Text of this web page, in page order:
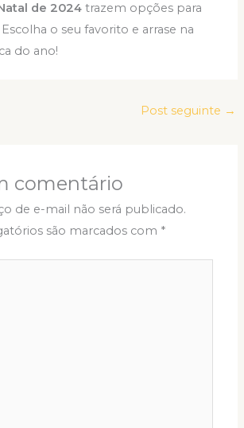
de 2024 trazem opções para
o seu favorito e arrase na
do ano!
Post seguinte →
comentário
de e-mail não será publicado.
são marcados com *